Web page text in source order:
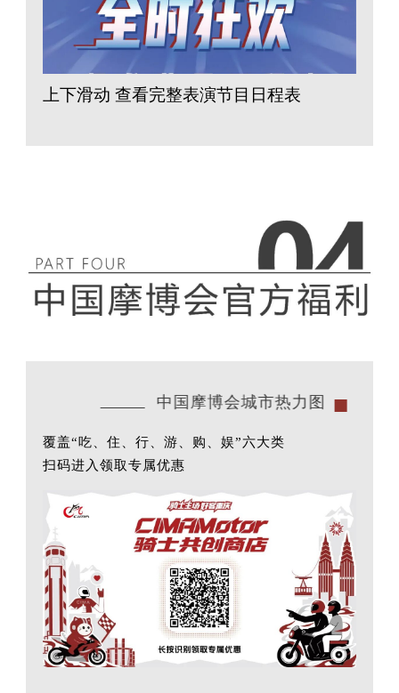
上下滑动 查看完整表演节目日程表
中国摩博会城市热力图
覆盖“吃、住、行、游、购、娱”六大类
扫码进入领取专属优惠